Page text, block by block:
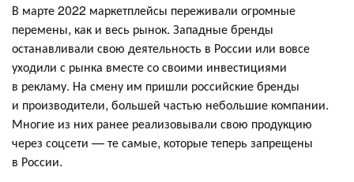
В марте 2022 маркетплейсы переживали огромные
перемены, как и весь рынок. Западные бренды
останавливали свою деятельность в России или вовсе
уходили с рынка вместе со своими инвестициями
в рекламу. На смену им пришли российские бренды
и производители, большей частью небольшие компании.
Многие из них ранее реализовывали свою продукцию
через соцсети — те самые, которые теперь запрещены
в России.